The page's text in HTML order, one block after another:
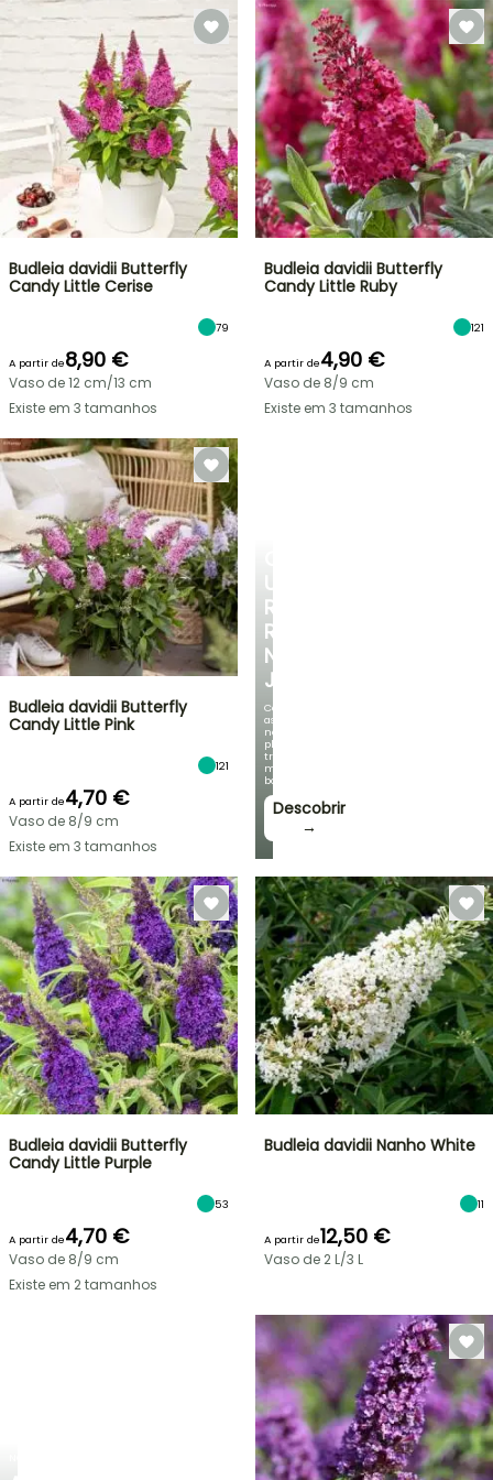
UM
RECANTO
REFRESCANTE
NO
JARDIM
Com
as
nossas
plantas
trepadeiras
mais
bonitas!
Descobrir
→
Budleia davidii Butterfly
Candy Little Cerise
79
A partir de8,90 €
Vaso de 12 cm/13 cm
Existe em 3 tamanhos
Budleia davidii Butterfly
Candy Little Ruby
121
A partir de4,90 €
Vaso de 8/9 cm
Existe em 3 tamanhos
Budleia davidii Butterfly
Candy Little Pink
121
A partir de4,70 €
Vaso de 8/9 cm
Existe em 3 tamanhos
Budleia davidii Butterfly
Candy Little Purple
53
A partir de4,70 €
Vaso de 8/9 cm
Existe em 2 tamanhos
Budleia davidii Nanho White
11
A partir de12,50 €
Vaso de 2 L/3 L